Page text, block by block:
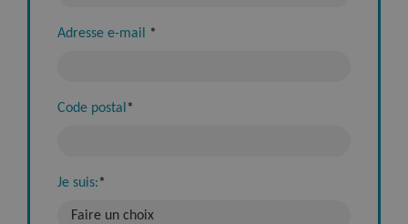
Adresse e-mail *
Code postal *
Je suis:*